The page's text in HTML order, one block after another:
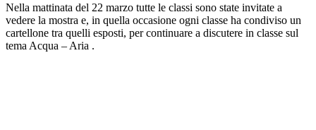
Nella mattinata del 22 marzo tutte le classi sono state invitate a
vedere la mostra e, in quella occasione ogni classe ha condiviso un
cartellone tra quelli esposti, per continuare a discutere in classe sul
tema Acqua – Aria .